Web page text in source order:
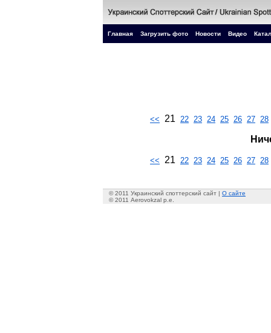
Главная Загрузить фото Новости Видео
<< 21 22 23 24 25 26 27 28
<< 21 22 23 24 25 26 27 28
© 2011 Украинский споттерский сайт | О сайте
© 2011 Aerovokzal p.e.